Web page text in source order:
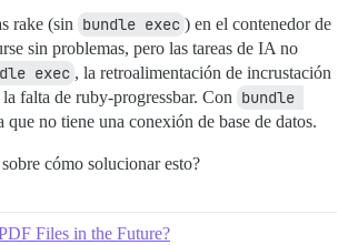
rake (sin bundle exec ) en el contenedor de
sin problemas, pero las tareas de IA no
exec , la retroalimentación de incrustación
falta de ruby-progressbar. Con bundle
que no tiene una conexión de base de datos.
cómo solucionar esto?
Files in the Future?